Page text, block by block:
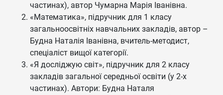
частинах), автор Чумарна Марія Іванівна.
«Математика», підручник для 1 класу
загальноосвітніх навчальних закладів, автор –
Будна Наталія Іванівна, вчитель-методист,
спеціаліст вищої категорії.
«Я досліджую світ», підручник для 2 класу
закладів загальної середньої освіти (у 2-х
частинах). Автори: Будна Наталя